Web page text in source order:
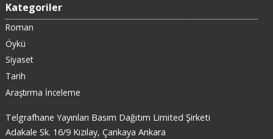
Kategoriler
Roman
Öykü
Siyaset
Tarih
Araştırma İnceleme
Telgrafhane Yayınları Basım Dağıtım Limited Şirketi
Adakale Sk. 16/9 Kızılay, Çankaya Ankara